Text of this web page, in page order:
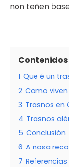
non teñen
Contenidos
1 Que é un
2 Como
3 Trasnos en
4 Trasnos
5 Conclusión
6 A nosa
7 Referencias